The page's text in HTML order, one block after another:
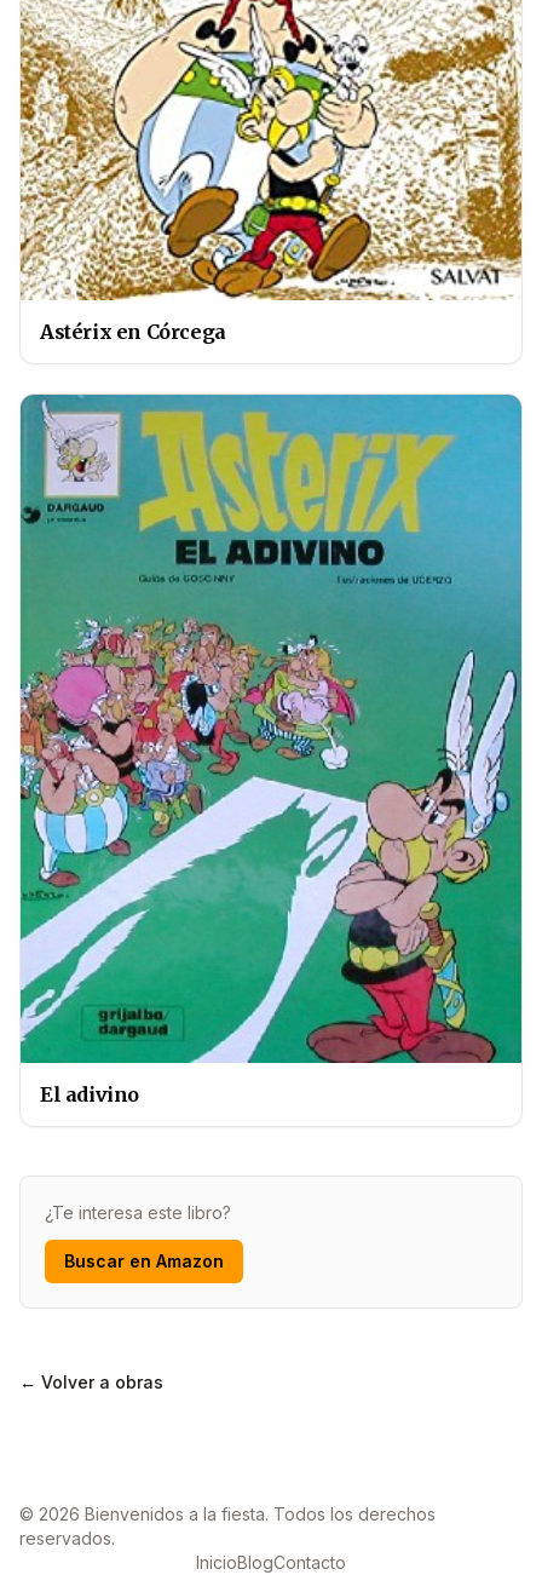
Astérix en Córcega
El adivino
¿Te interesa este libro?
Buscar en Amazon
← Volver a obras
© 2026 Bienvenidos a la fiesta. Todos los derechos
reservados.
InicioBlogContacto